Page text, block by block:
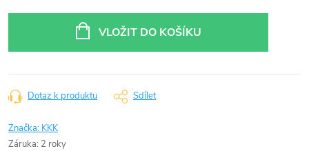
VLOŽIT DO KOŠÍKU
Dotaz k produktu Sdílet
Značka: KKK
Záruka: 2 roky